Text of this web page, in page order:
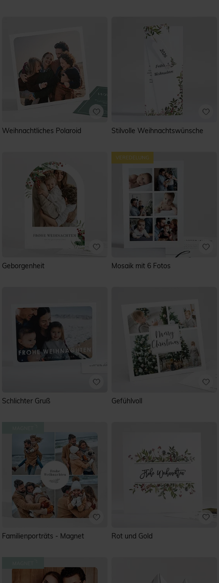
Weihnachtliches Polaroid Stilvolle Weihnachtswünsche
Geborgenheit Mosaik mit 6 Fotos
Schlichter Gruß Gefühlvoll
Familienporträts - Magnet Rot und Gold